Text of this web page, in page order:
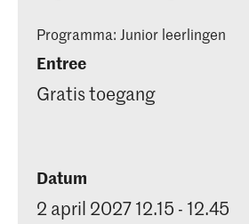
Programma: Junior leerlingen
Entree
Gratis toegang
Datum
2 april 2027 12.15 - 12.45